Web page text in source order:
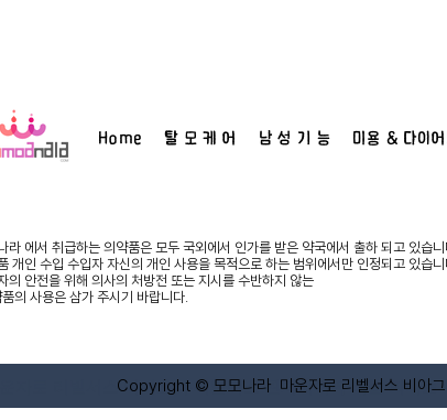
Home 탈 모 케 어 남 성 기 능 미용 & 다이
라 에서 취급하는 의약품은 모두 국외에서 인가를 받은 약국에서 출하 되고 있습니
개인 수입 수입자 자신의 개인 사용을 목적으로 하는 범위에서만 인정되고 있습니
의 안전을 위해 의사의 처방전 또는 지시를 수반하지 않는
의 사용은 삼가 주시기 바랍니다.
자로 리벨서스 비아그라·씨알리스 핀페시아 두타놀 피나
Copyright © 모모나라 마운자로 리벨서스 비아그